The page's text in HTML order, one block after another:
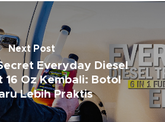
Next Post
Everyday Diesel
16 Oz Kembali: Botol
Lebih Praktis